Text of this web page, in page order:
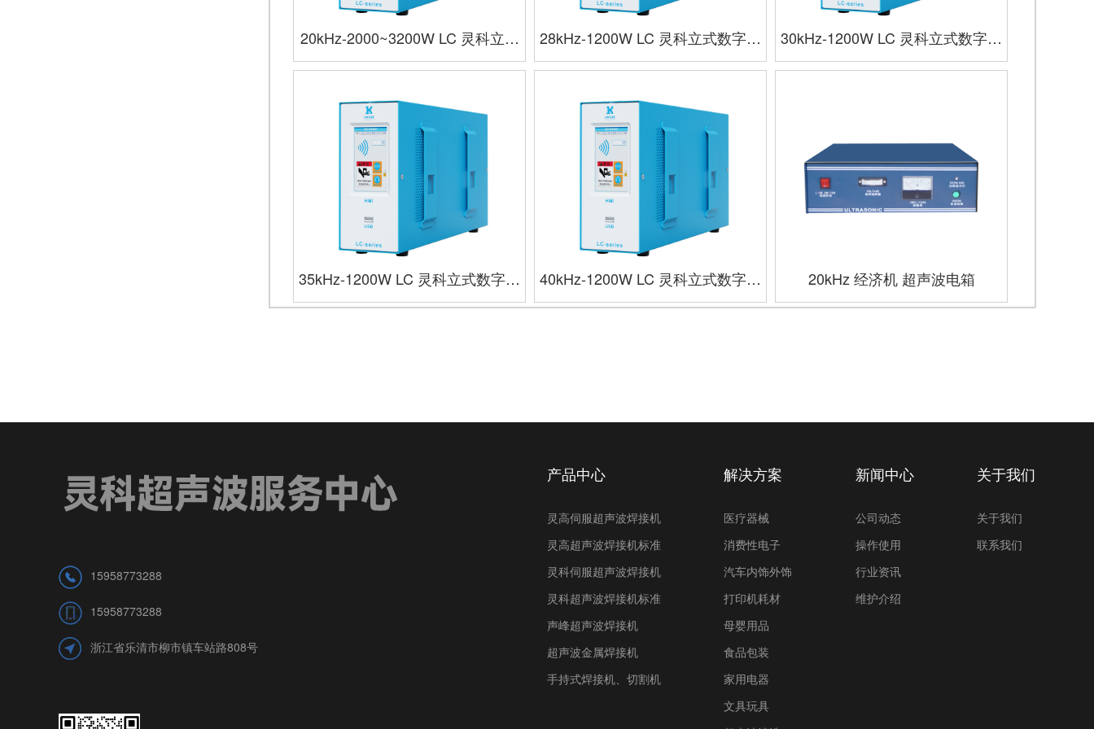
20kHz-2000~3200W LC 灵科立式
数字电箱 蓝色款
28kHz-1200W LC 灵科立式数字电
箱 蓝色款
30kHz-1200W LC 灵科立式数字电
箱 蓝色款
35kHz-1200W LC 灵科立式数字电
箱 蓝色款
40kHz-1200W LC 灵科立式数字电
箱 蓝色款
20kHz 经济机 超声波电箱
15958773288
15958773288
浙江省乐清市柳市镇车站路808号
产品中心
灵高伺服超声波焊接机
灵高超声波焊接机标准
灵科伺服超声波焊接机
灵科超声波焊接机标准
声峰超声波焊接机
超声波金属焊接机
手持式焊接机、切割机
解决方案
医疗器械
消费性电子
汽车内饰外饰
打印机耗材
母婴用品
食品包装
家用电器
文具玩具
新闻中心
公司动态
操作使用
行业资讯
维护介绍
关于我们
关于我们
联系我们